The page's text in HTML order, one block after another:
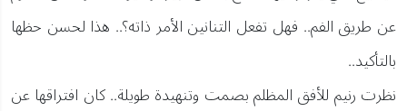
عن طريق الفم.. فهل تفعل التنانين الأمر ذاته؟.. هذا لحسن حظها
بالتأكيد..
نظرت رنيم للأفق المظلم بصمت وتنهيدة طويلة.. كان افتراقها عن